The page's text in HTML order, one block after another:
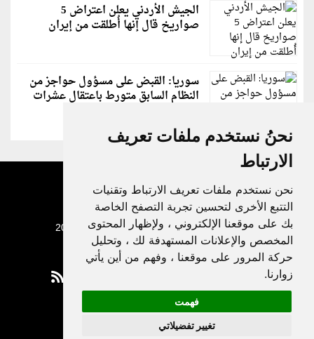
نحنُ نستخدم ملفات تعريف
الارتباط
نحن نستخدم ملفات تعريف الارتباط وتقنيات
التتبع الأخرى لتحسين تجربة التصفح الخاصة
بك على موقعنا الإلكتروني ، ولإظهار المحتوى
المخصص والإعلانات المستهدفة لك ، وتحليل
حركة المرور على موقعنا ، وفهم من أين يأتي
زوارنا.
فهمت
تغيير تفضيلاتي
الجيش الأردني يعلن اعتراض 5
صواريخ قال إنها أُطلقت من إيران
سوريا: القبض على مسؤول حواجز من
النظام السابق متورط باعتقال عشرات
جميع الحقوق محفوظة لدنيا الوطن © 2003 - 2022
Privacy Policy